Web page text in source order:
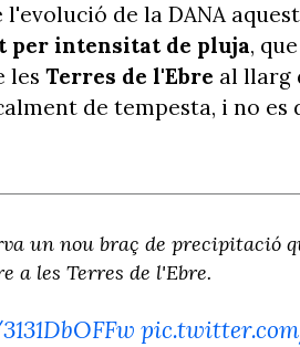
de la DANA aquest
per intensitat de pluja,
les Terres de l'Ebre al llarg
de tempesta, i no es
un nou braç de precipitació
a les Terres de l'Ebre.